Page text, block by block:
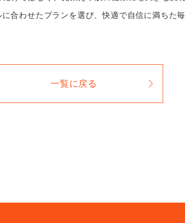
合わせたプランを選び、快適で自信に満ちた
一覧に戻る